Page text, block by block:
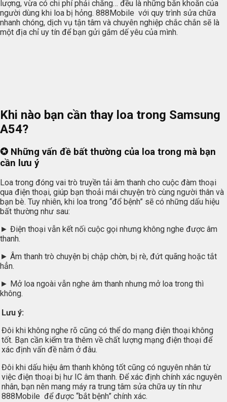
lượng, vừa có chi phí phải chăng… đều là những băn khoăn của
người dùng khi loa bị hỏng. 888Mobile với quy trình sửa chữa
nhanh chóng, dịch vụ tận tâm và chuyên nghiệp chắc chắn sẽ là
một địa chỉ uy tín để bạn gửi gắm dế yêu của mình.
Khi nào bạn cần thay loa trong Samsung
A54?
✪ Những vấn đề bất thường của loa trong mà bạn
cần lưu ý
Loa trong đóng vai trò truyền tải âm thanh cho cuộc đàm thoại
qua điện thoại, giúp bạn thoải mái chuyện trò cùng người thân và
bạn bè. Tuy nhiên, khi loa trong “đổ bệnh” sẽ có những dấu hiệu
bất thường như sau:
► Điện thoại vẫn kết nối cuộc gọi nhưng không nghe được âm
thanh.
► Âm thanh trò chuyện bị chập chờn, bị rè, đứt quãng hoặc tắt
hẳn.
► Mở loa ngoài vẫn nghe âm thanh nhưng mở loa trong thì
không.
Lưu ý:
Đôi khi không nghe rõ cũng có thể do mạng điện thoại không
tốt. Bạn cần kiểm tra thêm về chất lượng mạng điện thoại để
xác định vấn đề nằm ở đâu.
Đôi khi dấu hiệu âm thanh không tốt cũng có nguyên nhân từ
việc điện thoại bị hư IC âm thanh. Để xác định chính xác nguyên
nhân, bạn nên mang máy ra trung tâm sửa chữa uy tín như
888Mobile để được “bắt bệnh” chính xác.